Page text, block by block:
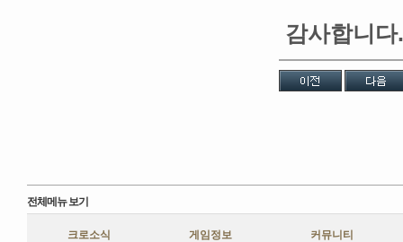
감사합니다.
전체메뉴 보기
크로소식
게임정보
커뮤니티